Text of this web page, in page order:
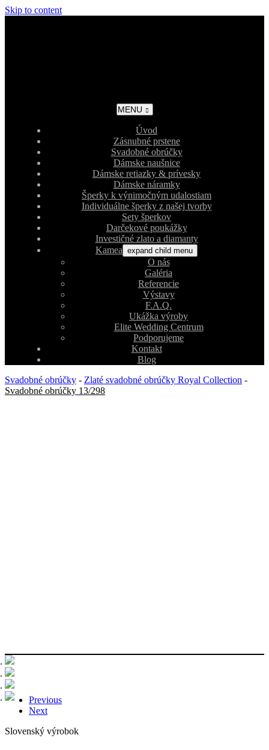
Skip to content
MENU
Úvod
Zásnubné prstene
Svadobné obrúčky
Dámske naušnice
Dámske retiazky & prívesky
Dámske náramky
Šperky k výnimočným udalostiam
Individuálne šperky z našej tvorby
Sety šperkov
Darčekové poukážky
Investičné zlato a diamanty
Kamea expand child menu
O nás
Galéria
Referencie
Výstavy
F.A.Q.
Ukážka výroby
Elite Wedding Centrum
Podporujeme
Kontakt
Blog
Svadobné obrúčky - Zlaté svadobné obrúčky Royal Collection -
Svadobné obrúčky 13/298
Previous
Next
Slovenský výrobok